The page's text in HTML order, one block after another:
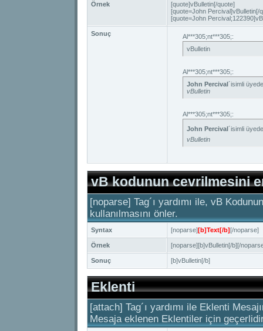
Örnek
[quote]vBulletin[/quote]
[quote=John Percival]vBulletin[/
[quote=John
Sonuç
Al***305;nt***305;:
vBulletin
Al***305;nt***305;:
John Percival´isimli
vBulletin
Al***305;nt***305;:
John Percival´isimli
vBulletin
vB kodunun cevrilmesini
[noparse] Tag´ı yardımı ile, vB
kullanılmasını önler.
Syntax [noparse][b]Text[/b][/noparse]
Örnek [noparse][b]vBulletin[/b][/
Sonuç [b]vBulletin[/b]
Eklenti
[attach] Tag´ı yardımı ile Eklenti
Mesaja eklenen Eklentiler için